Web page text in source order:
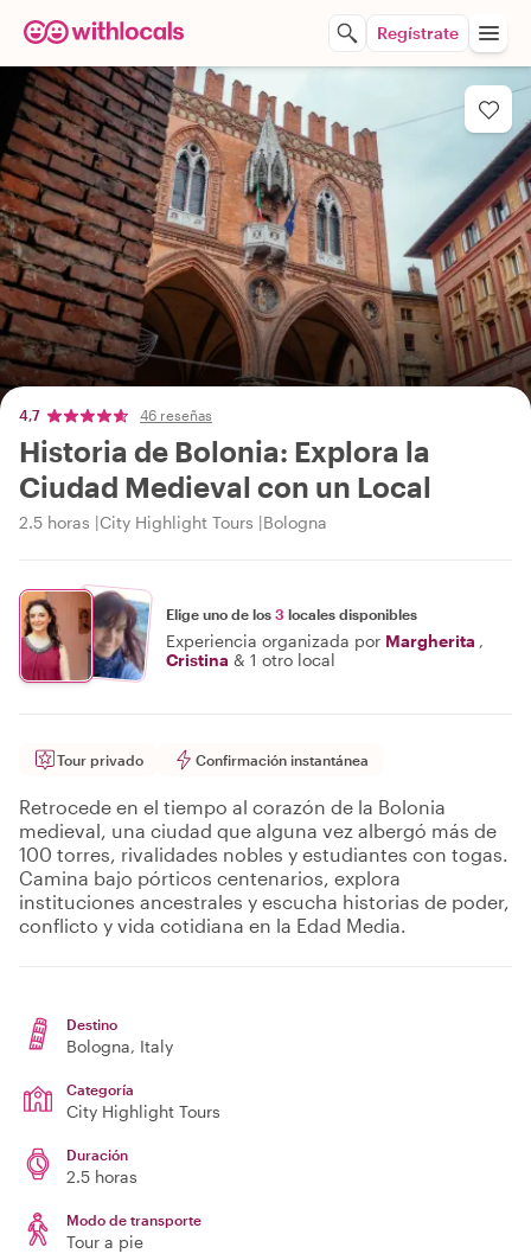
Regístrate
4,7 46 reseñas
Historia de Bolonia: Explora la
Ciudad Medieval con un Local
2.5 horas City Highlight Tours Bologna
Elige uno de los 3 locales disponibles
Experiencia organizada por Margherita ,
Cristina & 1 otro local
Tour privado Confirmación instantánea
Retrocede en el tiempo al corazón de la Bolonia
medieval, una ciudad que alguna vez albergó más de
100 torres, rivalidades nobles y estudiantes con togas.
Camina bajo pórticos centenarios, explora
instituciones ancestrales y escucha historias de poder,
conflicto y vida cotidiana en la Edad Media.
Destino
Bologna, Italy
Categoría
City Highlight Tours
Duración
2.5 horas
Modo de transporte
Tour a pie